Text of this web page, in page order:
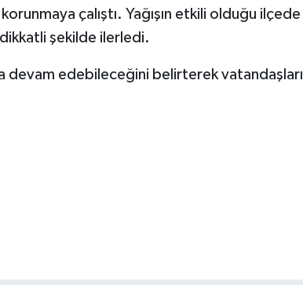
korunmaya çalıştı. Yağışın etkili olduğu ilçede
şekilde ilerledi.
devam edebileceğini belirterek vatandaşları